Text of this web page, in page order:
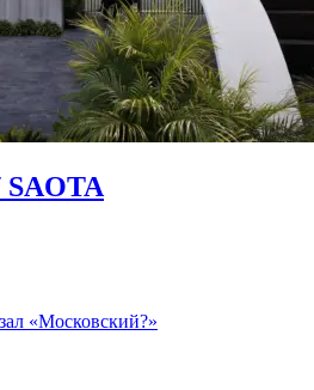
SAOTA
«Московский?»